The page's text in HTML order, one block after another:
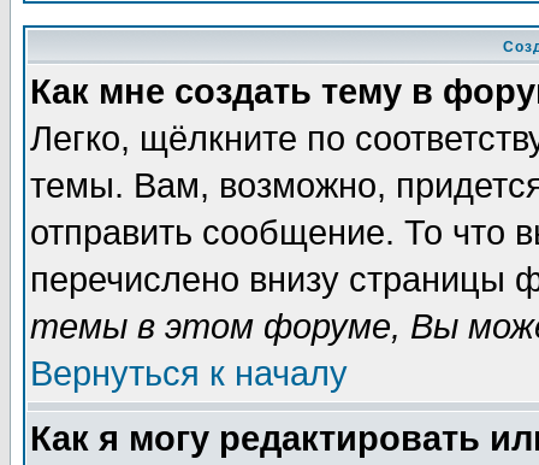
Как мне создать тему в
Легко, щёлкните по
темы. Вам, возможно,
отправить сообщение. То что
перечислено внизу страницы
темы в этом форуме, Вы
Вернуться к началу
Как я могу редактировать